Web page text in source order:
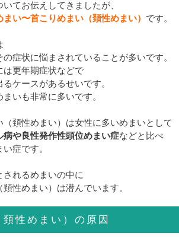
てお伝えしてきましたが、
い〜首こりめまい（頚性めまい） です。
症状に悩まされていることが多いです。
は更年期症状などで
ケースがあるせいです。
いも非常に多いです。
頚性めまい）は女性に多いめまいとして
病や良性発作性頭位めまい症などと比べ
症です。
れるめまいの中に
性めまい）は潜んでいます。
頚性めまい）の原因